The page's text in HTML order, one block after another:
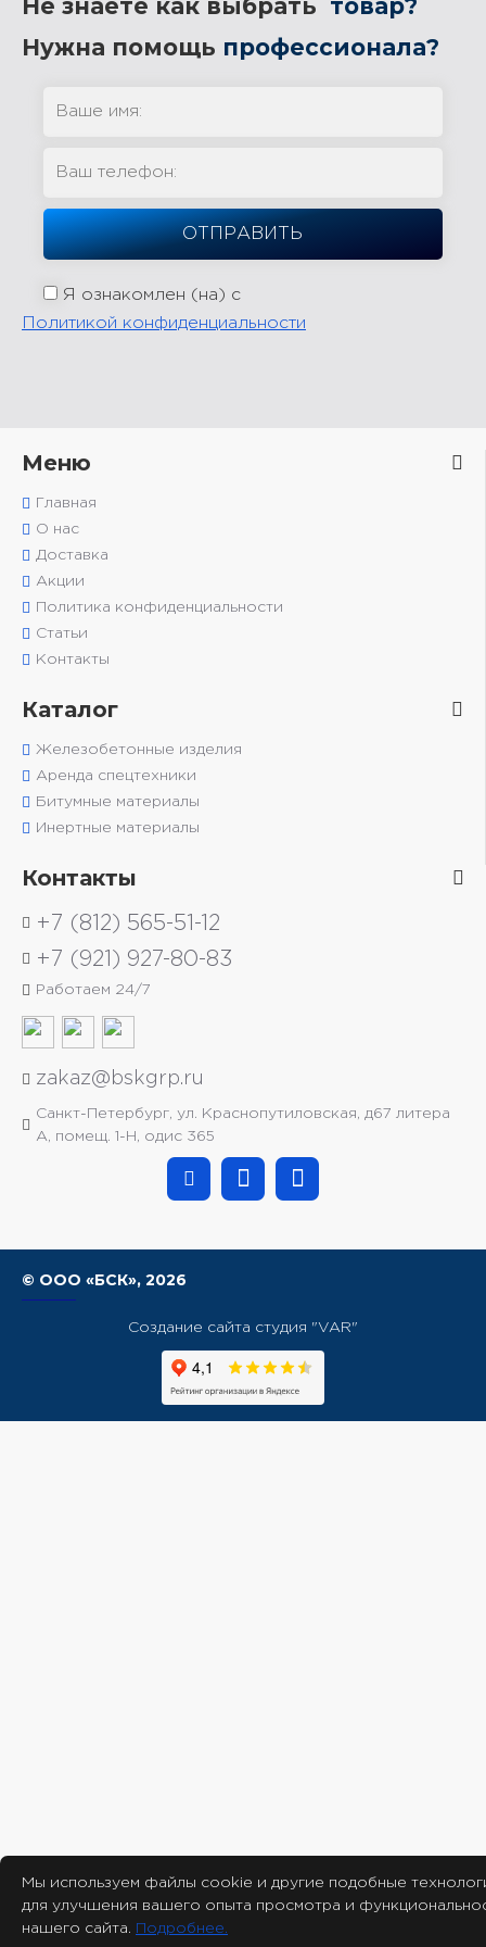
Не знаете как выбрать товар?
Нужна помощь профессионала?
Я ознакомлен (на) с
Политикой конфиденциальности
Меню
Главная
О нас
Доставка
Акции
Политика конфиденциальности
Статьи
Контакты
Каталог
Железобетонные изделия
Аренда спецтехники
Битумные материалы
Инертные материалы
Контакты
+7 (812) 565-51-12
+7 (921) 927-80-83
Работаем 24/7
zakaz@bskgrp.ru
Санкт-Петербург, ул. Краснопутиловская, д67 литера
А, помещ. 1-H, одис 365
© ООО «БСК», 2026
Создание сайта студия "VAR"
Мы используем файлы cookie и другие подобные
для улучшения вашего опыта просмотра и
нашего сайта. Подробнее.